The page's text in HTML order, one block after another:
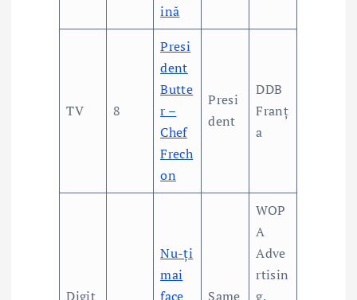
ină
TV 8
Presi
dent
Butte
r –
Chef
Frech
on
Presi
dent
DDB
Franț
a
Digit
Nu-ți
mai
face
Same
WOP
A
Adve
rtisin
g,